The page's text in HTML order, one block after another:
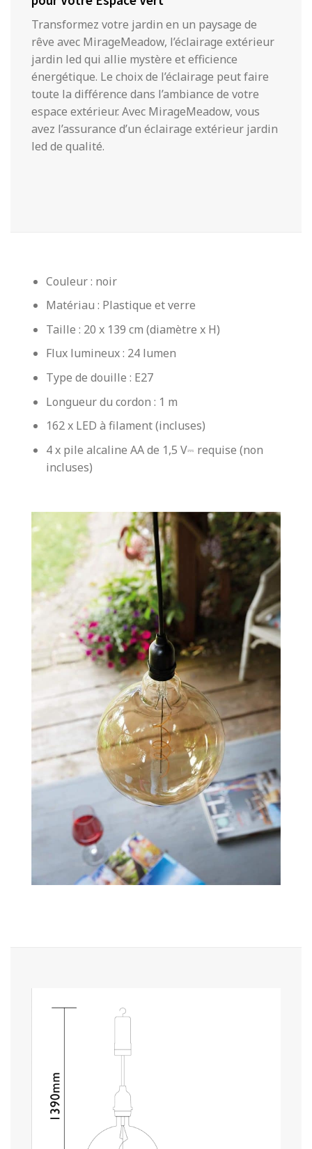
Transformez votre jardin en un paysage de
rêve avec MirageMeadow, l’éclairage extérieur
jardin led qui allie mystère et efficience
énergétique. Le choix de l’éclairage peut faire
toute la différence dans l’ambiance de votre
espace extérieur. Avec MirageMeadow, vous
avez l’assurance d’un éclairage extérieur jardin
led de qualité.
Couleur : noir
Matériau : Plastique et verre
Taille : 20 x 139 cm (diamètre x H)
Flux lumineux : 24 lumen
Type de douille : E27
Longueur du cordon : 1 m
162 x LED à filament (incluses)
4 x pile alcaline AA de 1,5 V⎓ requise (non
incluses)